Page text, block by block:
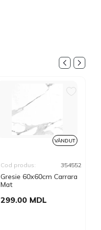
VÂNDUT
Gresie 60x60cm Carrara
Mat
Cod produs: 354552
299.00 MDL